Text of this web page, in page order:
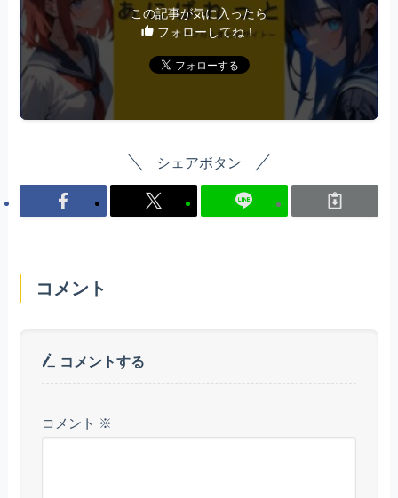
この記事が気に入ったら
フォローしてね！
シェアボタン
コメント
コメントする
コメント ※